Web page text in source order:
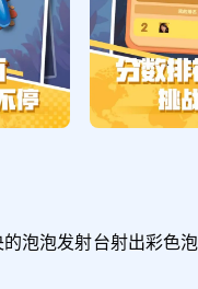
泡泡发射台射出彩色